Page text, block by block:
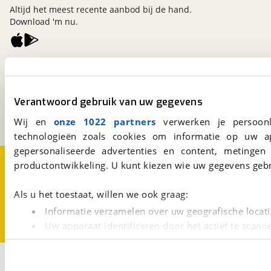
Verantwoord gebruik van uw gegevens
Wij en onze 1022 partners verwerken je
technologieën zoals cookies om informatie op
gepersonaliseerde advertenties en content,
productontwikkeling. U kunt kiezen wie uw gegevens
Als u het toestaat, willen we ook graag:
Informatie verzamelen over uw geografische
Uw apparaat identificeren door het actief te
Lees meer over hoe uw persoonlijke gegevens worden
3981 AJ
Bunnik
Een initiatief van
BOVAG
Altijd het meest recente aanbod bij de hand.
Download 'm nu.
Over viaBOVAG.nl Disclaimer- en Privacyverklaring
CookievoorkeurenVacatures